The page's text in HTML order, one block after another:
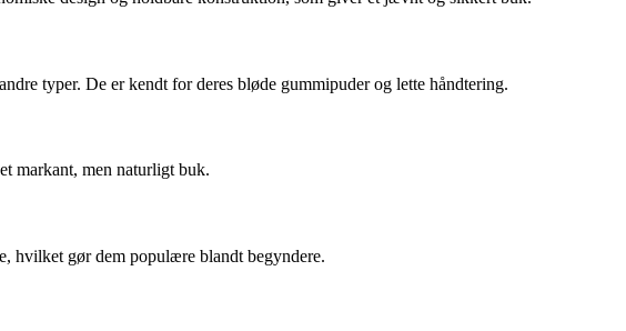
typer. De er kendt for deres bløde gummipuder og lette håndtering.
markant, men naturligt buk.
hvilket gør dem populære blandt begyndere.